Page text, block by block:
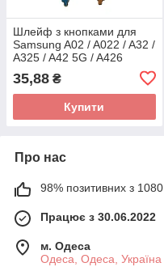
Шлейф з кнопками для
Samsung A02 / A022 / A32 /
A325 / A42 5G / A426
35,88 ₴
Купити
Про нас
98% позитивних з 1080
Працює з 30.06.2022
м. Одеса
Одеса, Одеса, Україна